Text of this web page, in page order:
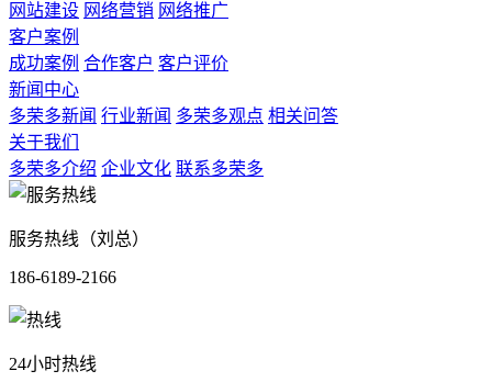
网站建设 网络营销 网络推广
客户案例
成功案例 合作客户 客户评价
新闻中心
多荣多新闻 行业新闻 多荣多观点 相关问答
关于我们
多荣多介绍 企业文化 联系多荣多
服务热线（刘总）
186-6189-2166
24小时热线